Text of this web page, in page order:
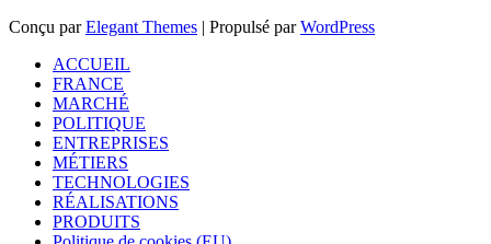
Conçu parElegant Themes | Propulsé parWordPress
ACCUEIL
FRANCE
MARCHÉ
POLITIQUE
ENTREPRISES
MÉTIERS
TECHNOLOGIES
RÉALISATIONS
PRODUITS